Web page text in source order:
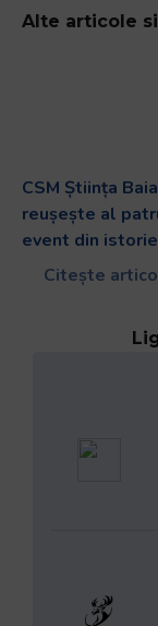
Alte articole
CSM Știința
reușește al
event din istorie
Citește